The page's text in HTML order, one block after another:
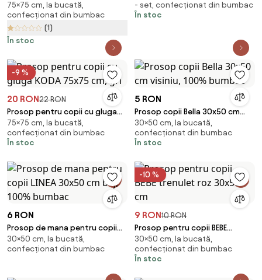
gluga MILO 75x75 cm, bej
75×75 cm, la bucată,
confecționat din bumbac
(1)
În stoc
prosop HAMAM 75 x 150 cm,
verde
- set, confecționat din bumbac
În stoc
-9 %
20 RON22 RON
Prosop pentru copii cu gluga
KODA 75x75 cm, gri
75×75 cm, la bucată,
confecționat din bumbac
În stoc
5 RON
Prosop copii Bella 30x50 cm
visiniu, 100% bumbac
30×50 cm, la bucată,
confecționat din bumbac
În stoc
6 RON
Prosop de mana pentru copii
LINEA 30x50 cm bej, 100%
bumbac
30×50 cm, la bucată,
confecționat din bumbac
-10 %
9 RON10 RON
Prosop pentru copii BEBE
trenulet roz 30x50 cm
30×50 cm, la bucată,
confecționat din bumbac
În stoc